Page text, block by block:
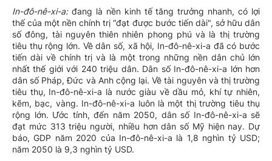
In-đô-nê-xi-a: đang là nền kinh tế tăng trưởng nhanh, có lợi
thế của một nền chính trị “đạt được bước tiến dài", sở hữu dân
số đông, tài nguyên thiên nhiên phong phú và là thị trường
tiêu thụ rộng lớn. Về dân số, xã hội, In-đô-nê-xi-a đã có bước
tiến dài về chính trị và là một trong những nền dân chủ lớn
nhất thế giới với 240 triệu dân. Dân số In-đô-nê-xi-a lớn hơn
dân số Pháp, Đức và Anh cộng lại. Về tài nguyên và thị trường
tiêu thụ, In-đô-nê-xi-a là nước giàu về dầu mỏ, khí tự nhiên,
kẽm, bạc, vàng. In-đô-nê-xi-a luôn là một thị trường tiêu thụ
rộng lớn. Ước tính, đến năm 2050, dân số In-đô-nê-xi-a sẽ
đạt mức 313 triệu người, nhiều hơn dân số Mỹ hiện nay. Dự
báo, GDP năm 2020 của In-đô-nê-xi-a là 1,8 nghìn tỷ USD;
năm 2050 là 9,3 nghìn tỷ USD.